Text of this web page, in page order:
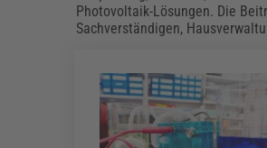
Brandschutz
Energieoptimiertes &
Fachpublikationen &
Datenschutz & IT-Sicherheit
Elektrosicherheit &
Energie und Umwelt
Fachpublikationen &
Weiterbildungen (AKADEMIE
Kommunales
Kommunales
Photovoltaik-Lösungen. Die
Sachverständigen,